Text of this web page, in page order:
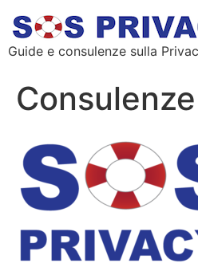
Guide e consulenze sulla
Consulenze